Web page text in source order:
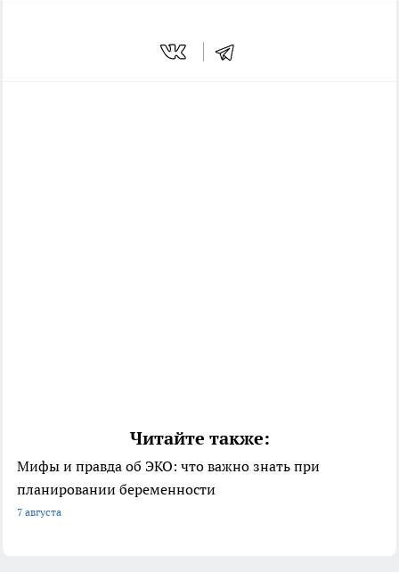
Читайте также:
Мифы и правда об ЭКО: что важно знать при
планировании беременности
7 августа